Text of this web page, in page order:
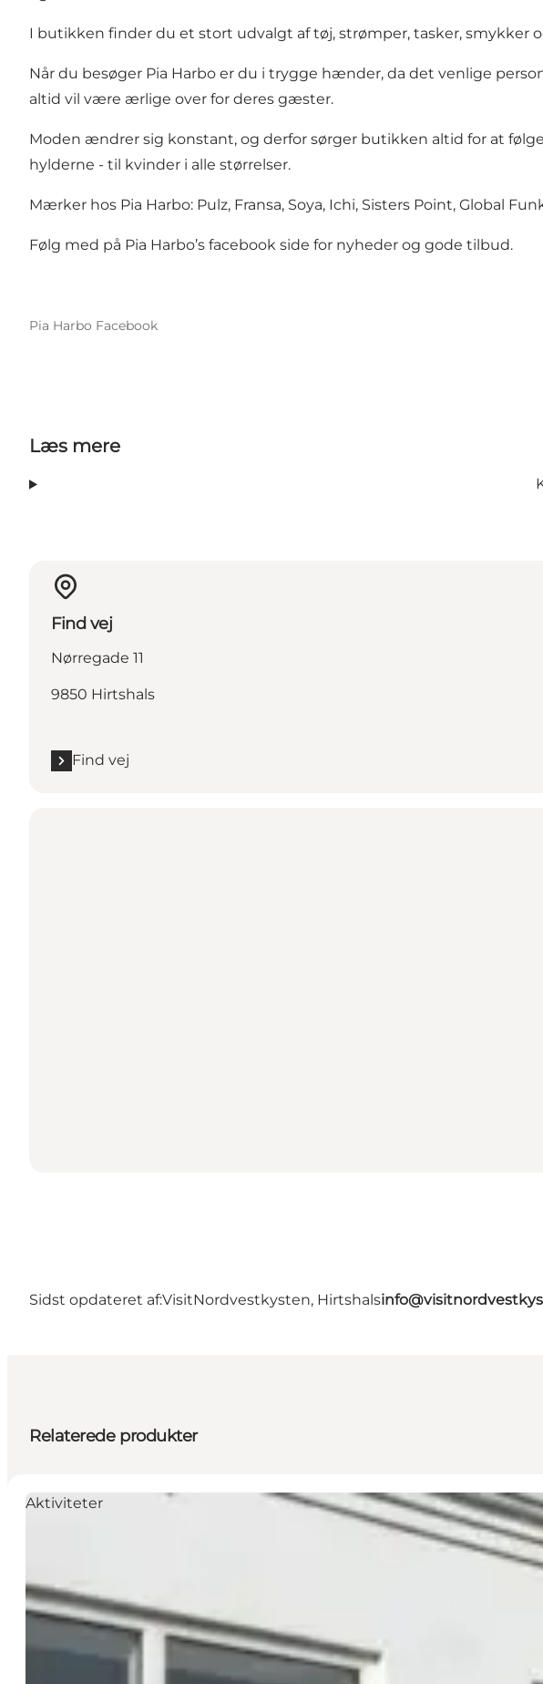
I butikken finder du et stort udvalgt af tøj, strømper, tasker, smykker
Når du besøger Pia Harbo er du i trygge hænder, da det venlige
altid vil være ærlige over for deres gæster.
Moden ændrer sig konstant, og derfor sørger butikken altid for at
hylderne - til kvinder i alle størrelser.
Mærker hos Pia Harbo: Pulz, Fransa, Soya, Ichi, Sisters Point, Global
Følg med på Pia Harbo’s facebook side for nyheder og gode tilbud.
Pia Harbo Facebook
Læs mere
Find vej
Nørregade 11
9850 Hirtshals
Find vej
Sidst opdateret af:VisitNordvestkysten, Hirtshals
Relaterede produkter
Aktiviteter